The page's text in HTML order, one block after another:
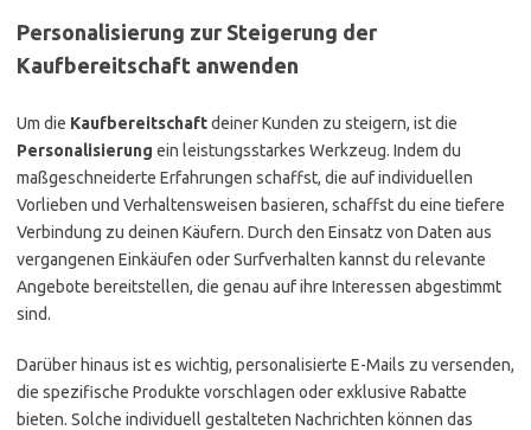
Personalisierung zur Steigerung der
Kaufbereitschaft anwenden
Um die Kaufbereitschaftdeiner Kunden zu steigern, ist die
Personalisierung ein leistungsstarkes Werkzeug. Indem du
maßgeschneiderte Erfahrungen schaffst, die auf individuellen
Vorlieben und Verhaltensweisen basieren, schaffst du eine tiefere
Verbindung zu deinen Käufern. Durch den Einsatz von Daten aus
vergangenen Einkäufen oder Surfverhalten kannst du relevante
Angebote bereitstellen, die genau auf ihre Interessen abgestimmt
sind.
Darüber hinaus ist es wichtig, personalisierte E-Mails zu versenden,
die spezifische Produkte vorschlagen oder exklusive Rabatte
bieten. Solche individuell gestalteten Nachrichten können das